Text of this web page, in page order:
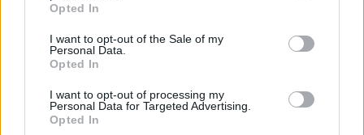
Opted In
I want to opt-out of the Sale of my
Personal Data.
Opted In
I want to opt-out of processing my
Personal Data for Targeted Advertising.
Opted In